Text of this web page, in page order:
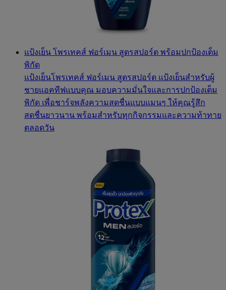
แป้งเย็น โพรเทคส์ ฟอร์เมน สูตรสปอร์ต พร้อมปกป้องเต็ม
พิกัด
แป้งเย็นโพรเทคส์ ฟอร์เมน สูตรสปอร์ต แป้งเย็นสำหรับผู้
ชายแอคทีฟแบบคุณ มอบความมั่นใจและการปกป้องเต็ม
พิกัด เพื่อชาร์จพลังความสดชื่นแบบแมนๆ ให้คุณรู้สึก
สดชื่นยาวนาน พร้อมสำหรับทุกกิจกรรมและความท้าทาย
ตลอดวัน